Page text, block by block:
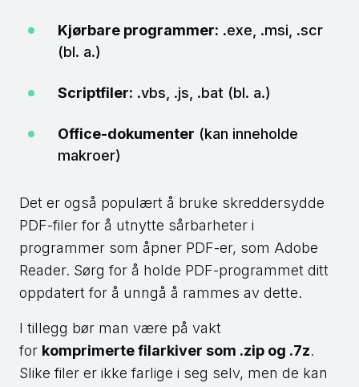
Kjørbare programmer: .exe, .msi, .scr
(bl. a.)
Scriptfiler: .vbs, .js, .bat (bl. a.)
Office-dokumenter (kan inneholde
makroer)
Det er også populært å bruke skreddersydde
PDF-filer for å utnytte sårbarheter i
programmer som åpner PDF-er, som Adobe
Reader. Sørg for å holde PDF-programmet ditt
oppdatert for å unngå å rammes av dette.
I tillegg bør man være på vakt
for komprimerte filarkiver som .zip og .7z.
Slike filer er ikke farlige i seg selv, men de kan